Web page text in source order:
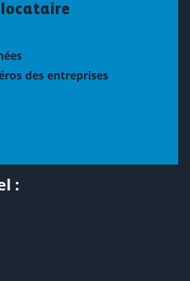
locataire
des entreprises
: